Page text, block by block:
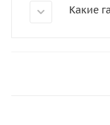
Какие